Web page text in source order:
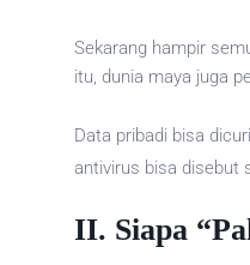
Sekarang hampir
itu, dunia maya juga
Data pribadi bisa
antivirus bisa disebut
II. Siapa